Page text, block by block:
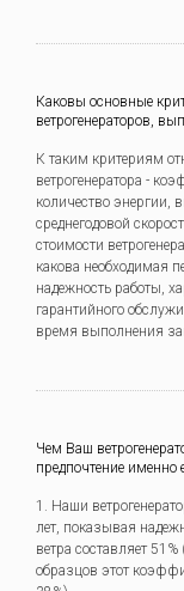
Каковы основные
ветрогенераторов,
К таким критериям
ветрогенератора -
количество энергии,
среднегодовой
стоимости
какова необходимая
надежность работы,
гарантийного
время выполнения
Чем Ваш
предпочтение именно
1. Наши
лет, показывая
ветра составляет
образцов этот